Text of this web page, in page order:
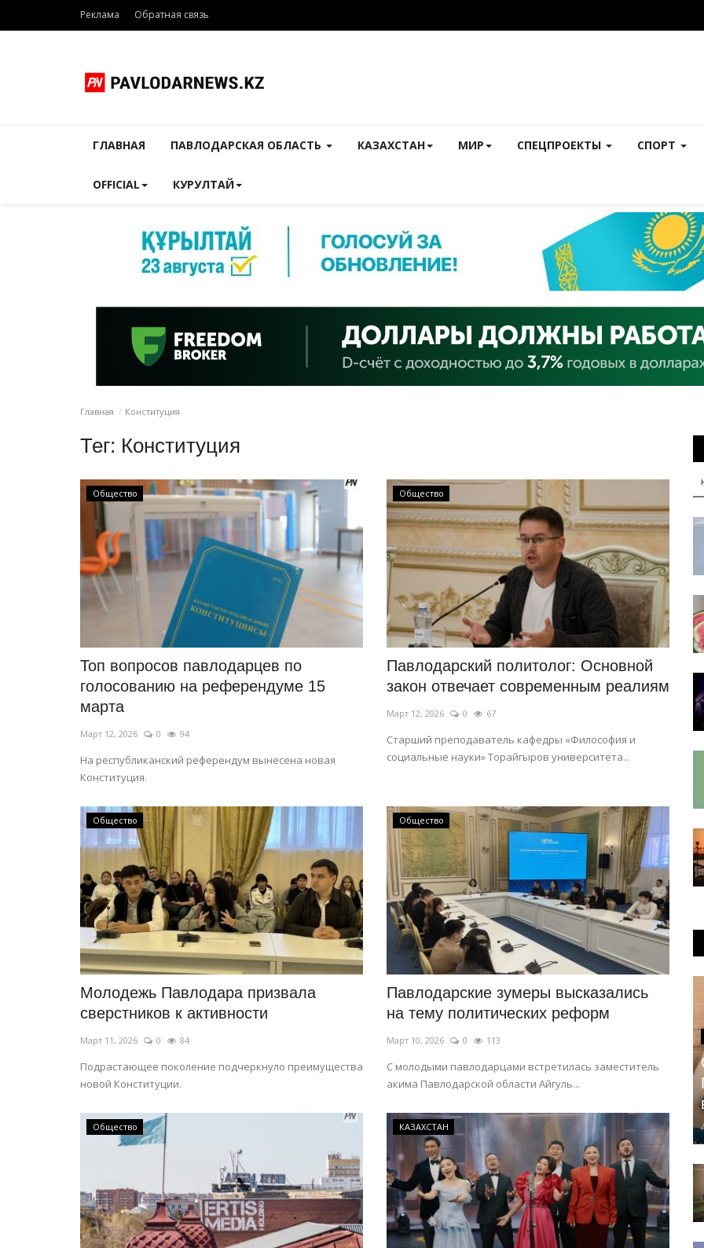
Реклама Обратная связь
ГЛАВНАЯ ПАВЛОДАРСКАЯ ОБЛАСТЬ КАЗАХСТАН МИР СПЕЦПРОЕКТЫ СПОРТ
OFFICIAL КУРУЛТАЙ
Главная Конституция
Тег: Конституция
Общество
Топ вопросов павлодарцев по
голосованию на референдуме 15
марта
Март 12, 2026 0 94
На республиканский референдум вынесена новая
Конституция.
Общество
Павлодарский политолог: Основной
закон отвечает современным реалиям
Март 12, 2026 0 67
Старший преподаватель кафедры «Философия и
социальные науки» Торайгыров университета...
Общество
Молодежь Павлодара призвала
сверстников к активности
Март 11, 2026 0 84
Подрастающее поколение подчеркнуло преимущества
новой Конституции.
Общество
Павлодарские зумеры высказались
на тему политических реформ
Март 10, 2026 0 113
С молодыми павлодарцами встретилась заместитель
акима Павлодарской области Айгуль...
Общество КАЗАХСТАН